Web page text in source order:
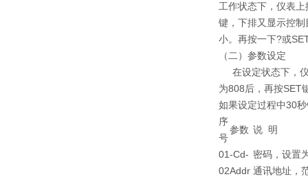
工作状态下，仪表
键，下排又显示控
小。再按一下?或
（二）参数设定
在设定状态下，仪
为808后，再按SET
如果设定过程中30
序
号
参数 说 明
01-Cd- 密码，设置
02Addr 通讯地址，